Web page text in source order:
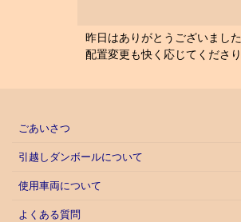
昨日はありがとうございまし
配置変更も快く応じてくださ
ごあいさつ
引越しダンボールについて
使用車両について
よくある質問